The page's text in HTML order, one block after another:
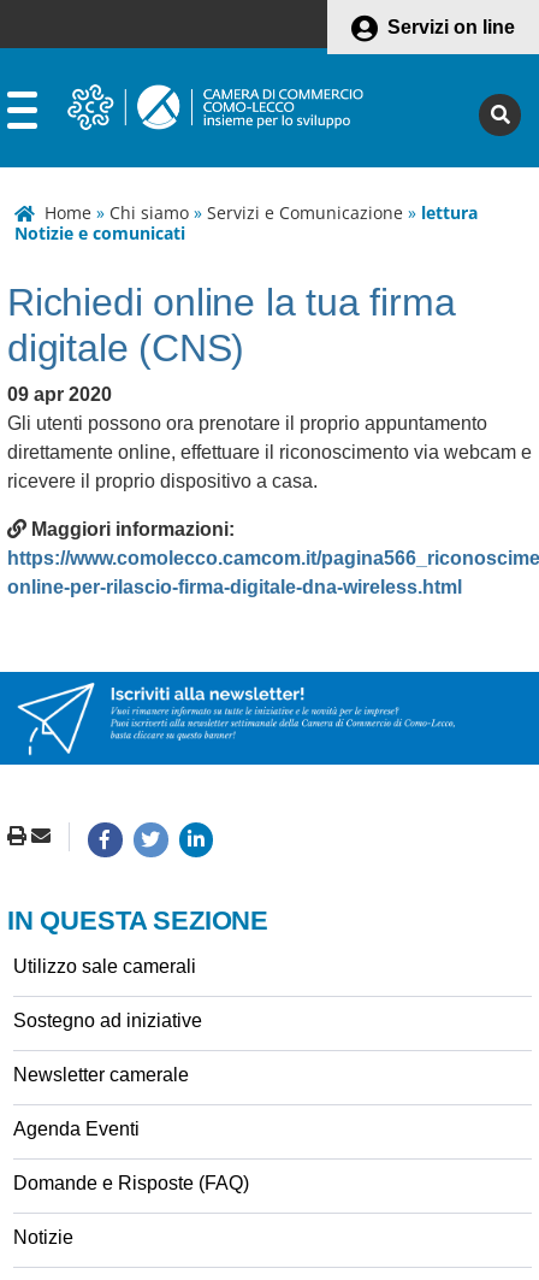
Servizi on line
Home » Chi siamo » Servizi e Comunicazione » lettura
Notizie e comunicati
Richiedi online la tua firma
digitale (CNS)
09 apr 2020
Gli utenti possono ora prenotare il proprio appuntamento
direttamente online, effettuare il riconoscimento via webcam e
ricevere il proprio dispositivo a casa.
Maggiori informazioni:
https://www.comolecco.camcom.it/
online-per-rilascio-firma-digitale-dna-wireless.html
IN QUESTA SEZIONE
Utilizzo sale camerali
Sostegno ad iniziative
Newsletter camerale
Agenda Eventi
Domande e Risposte (FAQ)
Notizie